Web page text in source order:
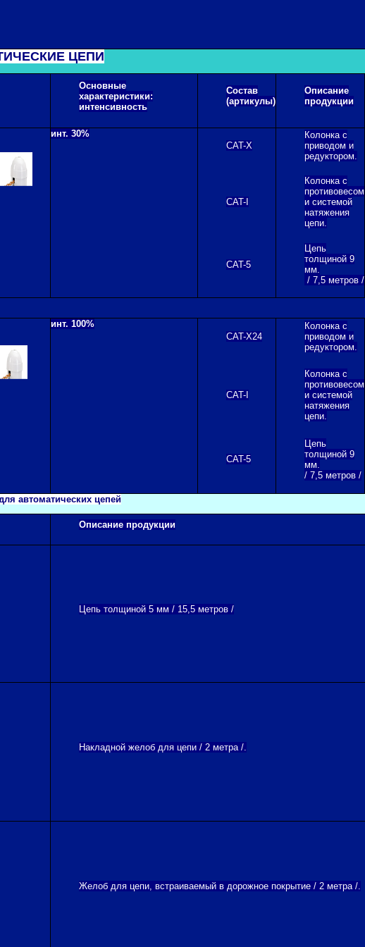
ЦЕПИ
Основные
характеристики:
интенсивность
Состав
(артикулы)
Описание
продукции
инт. 30%
CAT-X
Колонка с
приводом и
редуктором.
CAT-I
Колонка с
противовесом
и системой
натяжения
цепи.
CAT-5
Цепь
толщиной 9
мм.
/ 7,5 метров /
инт. 100%
CAT-X24
Колонка с
приводом и
редуктором.
CAT-I
Колонка с
противовесом
и системой
натяжения
цепи.
CAT-5
Цепь
толщиной 9
мм.
/ 7,5 метров /
автоматических цепей
Описание продукции
Цепь толщиной 5 мм / 15,5 метров /
Накладной желоб для цепи / 2 метра /.
Желоб для цепи, встраиваемый в дорожное покрытие / 2 метра /.